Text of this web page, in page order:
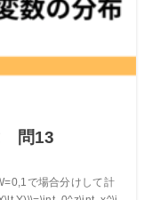
問13
で場合分けして計